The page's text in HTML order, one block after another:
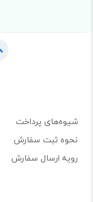
شیوه‌های پرداخت
نحوه ثبت سفارش
رویه ارسال سفارش